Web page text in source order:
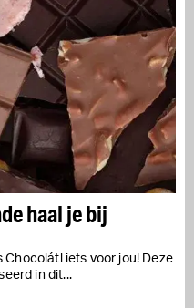
haal je bij
Chocolátl iets voor jou! Deze
in dit...